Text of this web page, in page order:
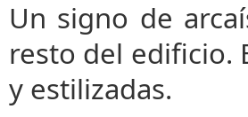
Un signo de
resto del edificio.
y estilizadas.